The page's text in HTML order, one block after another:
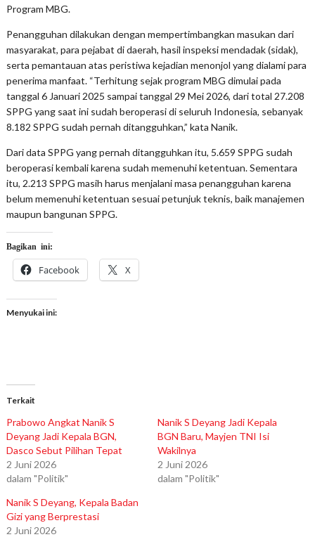
Program MBG.
Penangguhan dilakukan dengan mempertimbangkan masukan dari
masyarakat, para pejabat di daerah, hasil inspeksi mendadak (sidak),
serta pemantauan atas peristiwa kejadian menonjol yang dialami para
penerima manfaat. “Terhitung sejak program MBG dimulai pada
tanggal 6 Januari 2025 sampai tanggal 29 Mei 2026, dari total 27.208
SPPG yang saat ini sudah beroperasi di seluruh Indonesia, sebanyak
8.182 SPPG sudah pernah ditangguhkan,” kata Nanik.
Dari data SPPG yang pernah ditangguhkan itu, 5.659 SPPG sudah
beroperasi kembali karena sudah memenuhi ketentuan. Sementara
itu, 2.213 SPPG masih harus menjalani masa penangguhan karena
belum memenuhi ketentuan sesuai petunjuk teknis, baik manajemen
maupun bangunan SPPG.
Bagikan ini:
Facebook X
Menyukai ini:
Terkait
Prabowo Angkat Nanik S
Deyang Jadi Kepala BGN,
Dasco Sebut Pilihan Tepat
2 Juni 2026
dalam "Politik"
Nanik S Deyang Jadi Kepala
BGN Baru, Mayjen TNI Isi
Wakilnya
2 Juni 2026
dalam "Politik"
Nanik S Deyang, Kepala Badan
Gizi yang Berprestasi
2 Juni 2026